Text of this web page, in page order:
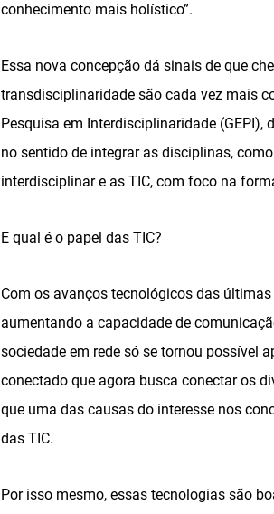
conhecimento mais holístico”.
Essa nova concepção dá sinais de que
transdisciplinaridade são cada vez mais
Pesquisa em Interdisciplinaridade (GEPI),
no sentido de integrar as disciplinas, como
interdisciplinar e as TIC, com foco na
E qual é o papel das TIC?
Com os avanços tecnológicos das
aumentando a capacidade de
sociedade em rede só se tornou possível
conectado que agora busca conectar os
que uma das causas do interesse nos
das TIC.
Por isso mesmo, essas tecnologias são